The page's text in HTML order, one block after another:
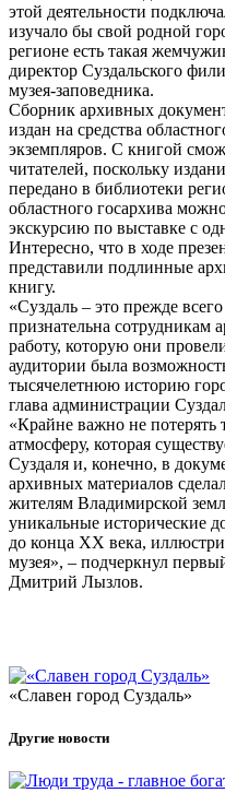
этой деятельности
изучало бы свой родной
регионе есть такая
директор Суздальского
музея-заповедника.
Сборник архивных
издан на средства
экземпляров. С книгой
читателей, поскольку
передано в библиотеки
областного госархива
экскурсию по выставке с
Интересно, что в ходе
представили подлинные
книгу.
«Суздаль – это прежде
признательна сотрудникам
работу, которую они
аудитории была
тысячелетнюю историю
глава администрации
«Крайне важно не
атмосферу, которая
Суздаля и, конечно, в
архивных материалов
жителям Владимирской
уникальные исторические
до конца XX века,
музея», – подчеркнул
Дмитрий Лызлов.
«Славен город Суздаль»
Другие новости